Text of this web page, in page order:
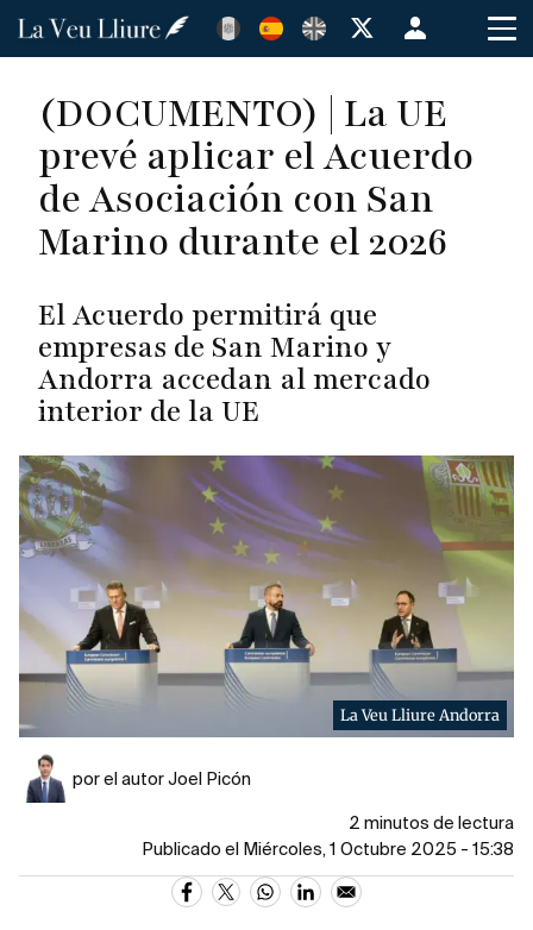
Pasar
principal
Menú
de
cuenta
de
usuario
(DOCUMENTO) | La UE
prevé aplicar el Acuerdo
de Asociación con San
Marino durante el 2026
El Acuerdo permitirá que
empresas de San Marino y
Andorra accedan al mercado
interior de la UE
La Veu Lliure Andorra
por el autor Joel Picón
2 minutos de lectura
Publicado el Miércoles, 1 Octubre 2025 - 15:38